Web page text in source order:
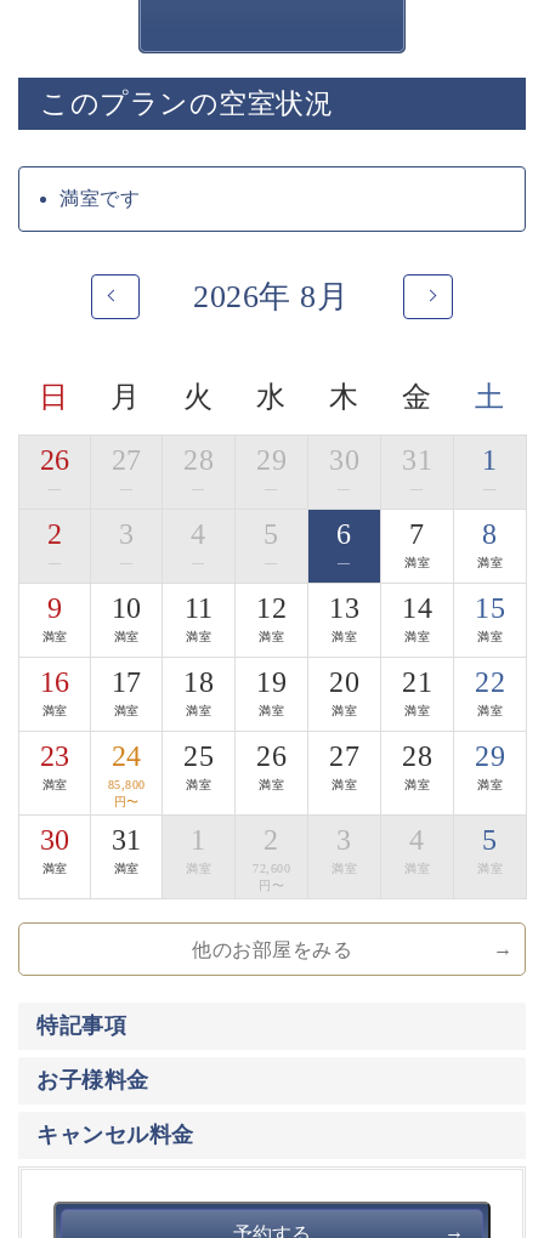
事メニューをお愉しみいただけます。
・ご夕食「寛ぎの膳」
職人が手間暇かけたお食事になります。
季節ごとに変わる名物の土鍋ご飯や自家製の信州蕎麦も
ございます。
・ご朝食「郷香（さとか）」
田舎を懐かしむような、身体に優しいお食事となってお
信州の郷の香りを感じていただけましたら幸いです。
■お食事処
車椅子の対応が可能な料亭もございます。
・「木曽漆器のお箸」使用体験
ご夕食時には、木曽平沢の老舗「荻村漆器店」の木曽漆
器のお箸をご用意。
3種からお好みの一膳を選び、料理とともに日本の手仕
事を体感いただけます。
■地酒Bar
夜８時以降は、囲炉裏茶の間が地酒Barになります。
諏訪は、酒蔵が数多くある事でも有名な地。
おつまみは、地酒Barだけの信州サーモンの燻製、
漬物、長門牧場のチーズの盛り合わせなどをご用意して
おります。
たら幸いです。
大切な方と集い、そして寛ぎの時間をお過ごし下さいま
このプランの空室状況
満室です
2026年 8月
日 月 火 水 木 金
土
26
—
27
—
28
—
29
—
30
—
31
—
1
—
2
—
3
—
4
—
5
—
6
—
7
満室
8
満室
9
満室
10
満室
11
満室
12
満室
13
満室
14
満室
15
満室
16
満室
17
満室
18
満室
19
満室
20
満室
21
満室
22
満室
23
満室
24
85,800
円〜
25
満室
26
満室
27
満室
28
満室
29
満室
30
満室
31
満室
1
満室
2
72,600
円〜
3
満室
4
満室
5
満室
他のお部屋をみる
特記事項
お子様料金
キャンセル料金
予約する